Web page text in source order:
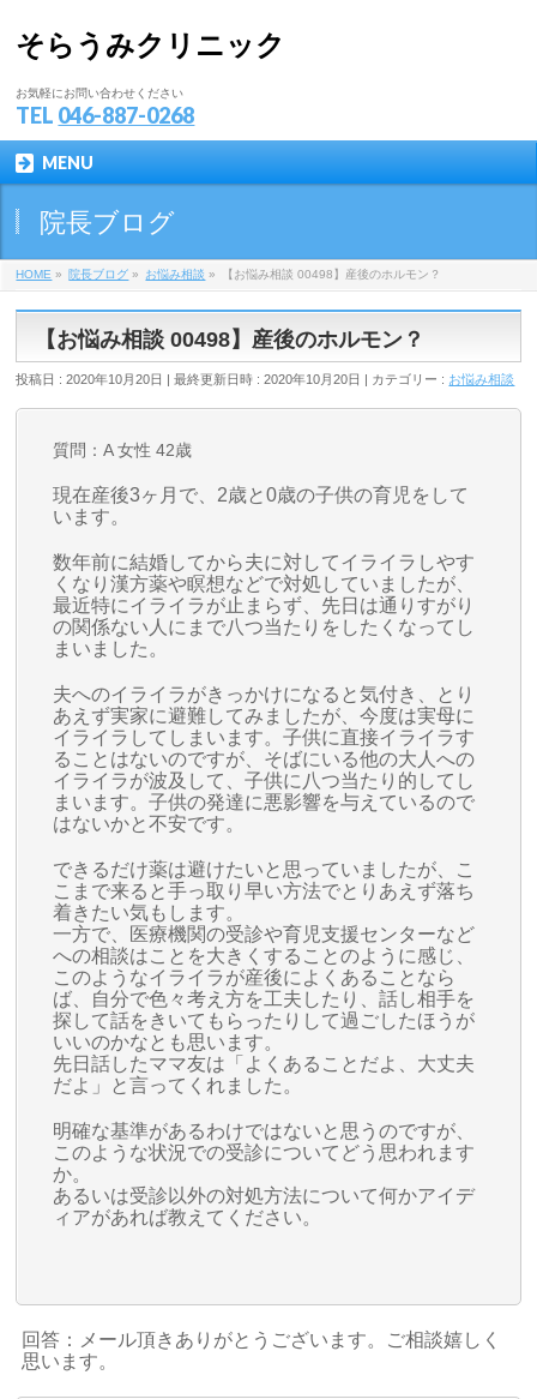
そらうみクリニック
お気軽にお問い合わせください
TEL 046-887-0268
MENU
院長ブログ
HOME » 院長ブログ » お悩み相談 » 【お悩み相談 00498】産後のホルモン？
【お悩み相談 00498】産後のホルモン？
投稿日 : 2020年10月20日 最終更新日時 : 2020年10月20日 カテゴリー : お悩み相談
質問：A 女性 42歳
現在産後3ヶ月で、2歳と0歳の子供の育児をして
います。
数年前に結婚してから夫に対してイライラしやす
くなり漢方薬や瞑想などで対処していましたが、
最近特にイライラが止まらず、先日は通りすがり
の関係ない人にまで八つ当たりをしたくなってし
まいました。
夫へのイライラがきっかけになると気付き、とり
あえず実家に避難してみましたが、今度は実母に
イライラしてしまいます。子供に直接イライラす
ることはないのですが、そばにいる他の大人への
イライラが波及して、子供に八つ当たり的してし
まいます。子供の発達に悪影響を与えているので
はないかと不安です。
できるだけ薬は避けたいと思っていましたが、こ
こまで来ると手っ取り早い方法でとりあえず落ち
着きたい気もします。
一方で、医療機関の受診や育児支援センターなど
への相談はことを大きくすることのように感じ、
このようなイライラが産後によくあることなら
ば、自分で色々考え方を工夫したり、話し相手を
探して話をきいてもらったりして過ごしたほうが
いいのかなとも思います。
先日話したママ友は「よくあることだよ、大丈夫
だよ」と言ってくれました。
明確な基準があるわけではないと思うのですが、
このような状況での受診についてどう思われます
か。
あるいは受診以外の対処方法について何かアイデ
ィアがあれば教えてください。
回答：メール頂きありがとうございます。ご相談嬉しく
思います。